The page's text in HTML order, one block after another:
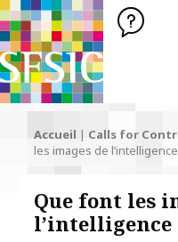
SFSIC Société Française
Société
Accueil | Calls for
les images de
Que font les